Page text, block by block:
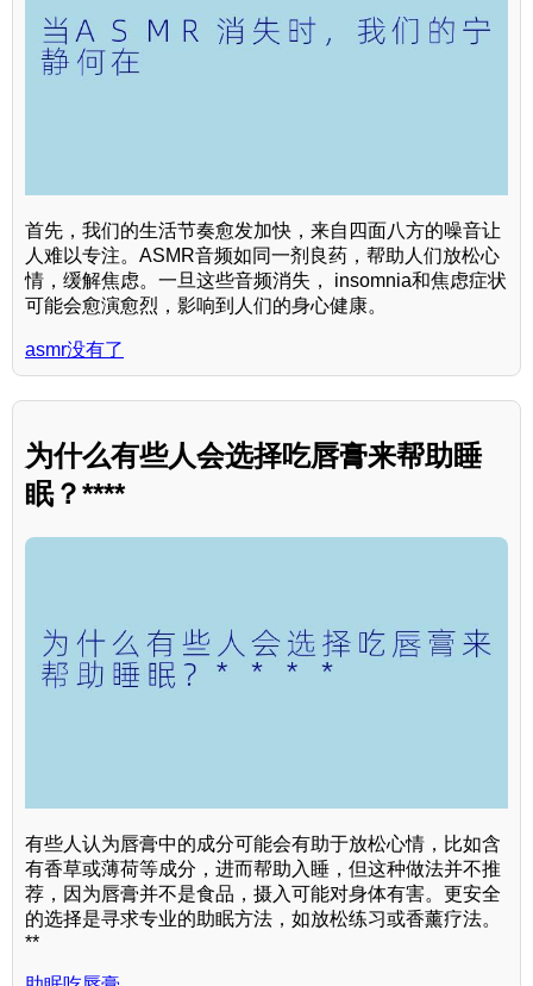
首先，我们的生活节奏愈发加快，来自四面八方的噪音让
人难以专注。ASMR音频如同一剂良药，帮助人们放松心
情，缓解焦虑。一旦这些音频消失， insomnia和焦虑症状
可能会愈演愈烈，影响到人们的身心健康。
asmr没有了
为什么有些人会选择吃唇膏来帮助睡
眠？****
有些人认为唇膏中的成分可能会有助于放松心情，比如含
有香草或薄荷等成分，进而帮助入睡，但这种做法并不推
荐，因为唇膏并不是食品，摄入可能对身体有害。更安全
的选择是寻求专业的助眠方法，如放松练习或香薰疗法。
**